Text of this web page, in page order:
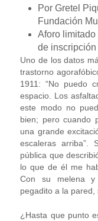
Por Gretel
Fundación
Aforo limitado
de inscripción
Uno de los datos
trastorno
1911: “No puedo
espacio. Los
este modo no
bien; pero cuando
una grande
escaleras arriba”.
pública que
lo que de él me
Con su melena y
pegadito a la pared,
¿Hasta que punto